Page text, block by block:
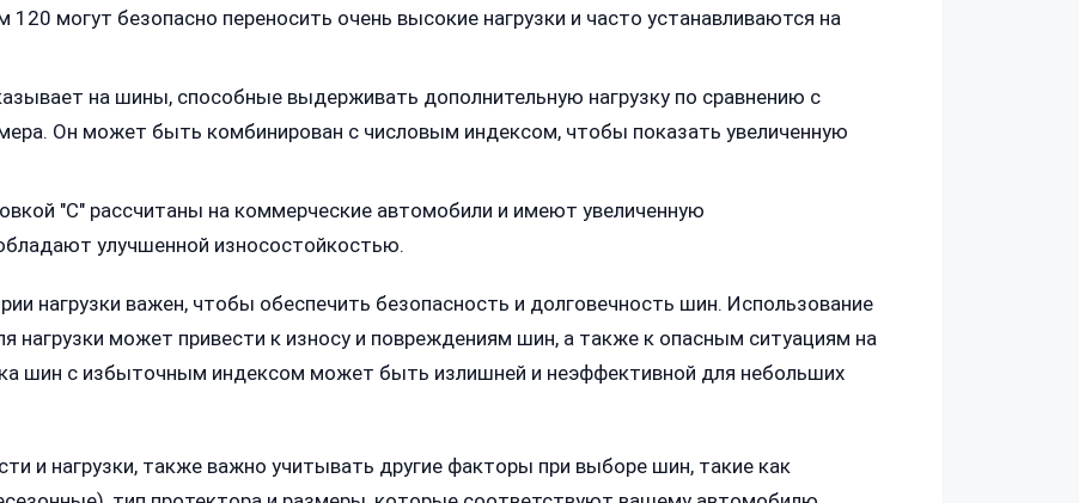
могут безопасно переносить очень высокие нагрузки и часто устанавливаются на
на шины, способные выдерживать дополнительную нагрузку по сравнению с
Он может быть комбинирован с числовым индексом, чтобы показать увеличенную
"C" рассчитаны на коммерческие автомобили и имеют увеличенную
улучшенной износостойкостью.
нагрузки важен, чтобы обеспечить безопасность и долговечность шин. Использование
нагрузки может привести к износу и повреждениям шин, а также к опасным ситуациям на
шин с избыточным индексом может быть излишней и неэффективной для небольших
и нагрузки, также важно учитывать другие факторы при выборе шин, такие как